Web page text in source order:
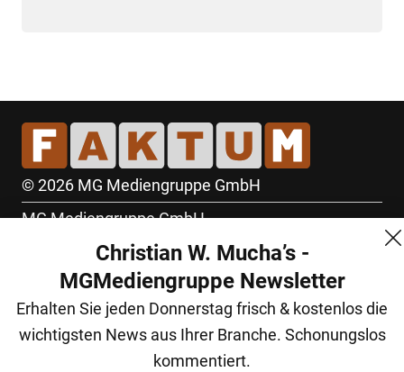
© 2026 MG Mediengruppe GmbH
MG Mediengruppe GmbH
Burgring 1/7
1010 Wien
+43 (1) 522 14 14
office@mgmedien.at
Christian W. Mucha’s -
MGMediengruppe Newsletter
Erhalten Sie jeden Donnerstag frisch & kostenlos die
wichtigsten News aus Ihrer Branche. Schonungslos
kommentiert.